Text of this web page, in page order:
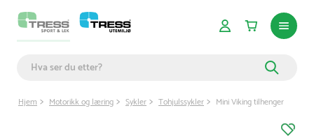
Hjem Motorikk og læring Sykler Tohjulssykler Mini Viking tilhenger